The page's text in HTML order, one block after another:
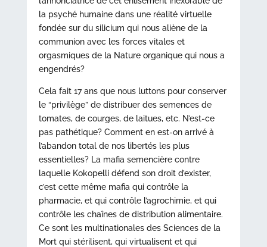
la psyché humaine dans une réalité virtuelle
fondée sur du silicium qui nous aliène de la
communion avec les forces vitales et
orgasmiques de la Nature organique qui nous a
engendrés?
Cela fait 17 ans que nous luttons pour conserver
le “privilège” de distribuer des semences de
tomates, de courges, de laitues, etc. N’est-ce
pas pathétique? Comment en est-on arrivé à
l’abandon total de nos libertés les plus
essentielles? La mafia semencière contre
laquelle Kokopelli défend son droit d’exister,
c’est cette même mafia qui contrôle la
pharmacie, et qui contrôle l’agrochimie, et qui
contrôle les chaînes de distribution alimentaire.
Ce sont les multinationales des Sciences de la
Mort qui stérilisent, qui virtualisent et qui